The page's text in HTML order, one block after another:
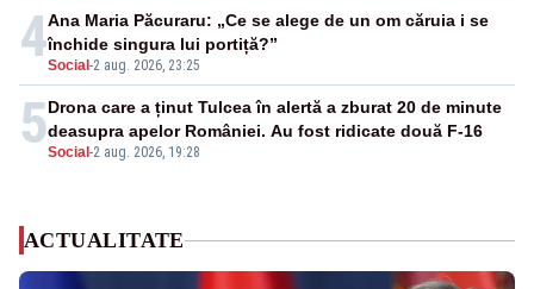
4Social -2 aug. 2026, 23:25
Ana Maria Păcuraru: „Ce se alege de un om căruia i se
închide singura lui portiță?”
5Social -2 aug. 2026, 19:28
Drona care a ținut Tulcea în alertă a zburat 20 de minute
deasupra apelor României. Au fost ridicate două F-16
ACTUALITATE